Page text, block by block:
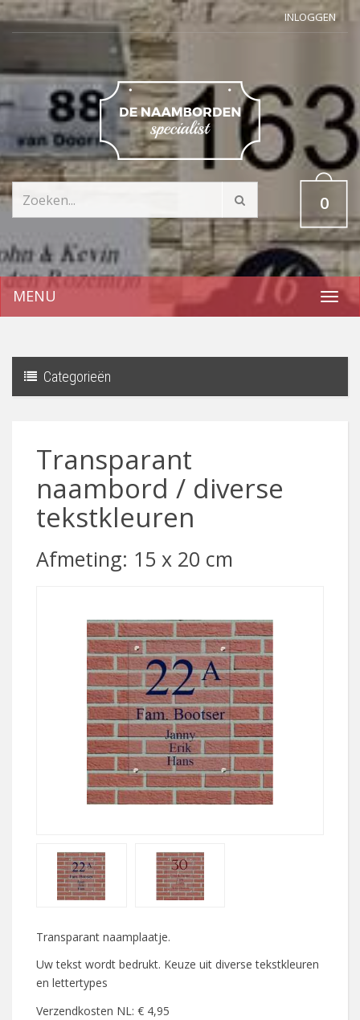
INLOGGEN
0
MENU
Categorieën
Transparant
naambord / diverse
tekstkleuren
Afmeting: 15 x 20 cm
Transparant naamplaatje.
Uw tekst wordt bedrukt. Keuze uit diverse tekstkleuren
en lettertypes
Verzendkosten NL: € 4,95